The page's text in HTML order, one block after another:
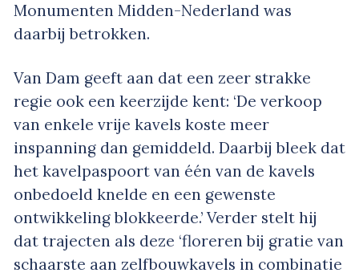
Monumenten Midden-Nederland was
daarbij betrokken.
Van Dam geeft aan dat een zeer strakke
regie ook een keerzijde kent: ‘De verkoop
van enkele vrije kavels koste meer
inspanning dan gemiddeld. Daarbij bleek dat
het kavelpaspoort van één van de kavels
onbedoeld knelde en een gewenste
ontwikkeling blokkeerde.’ Verder stelt hij
dat trajecten als deze ‘floreren bij gratie van
schaarste aan zelfbouwkavels in combinatie